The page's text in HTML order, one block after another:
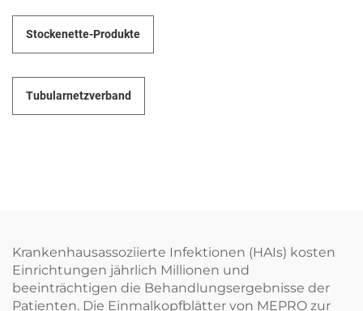
Stockenette-Produkte
Tubularnetzverband
Krankenhausassoziierte Infektionen (HAIs) kosten
Einrichtungen jährlich Millionen und
beeinträchtigen die Behandlungsergebnisse der
Patienten. Die Einmalkopfblätter von MEPRO zur